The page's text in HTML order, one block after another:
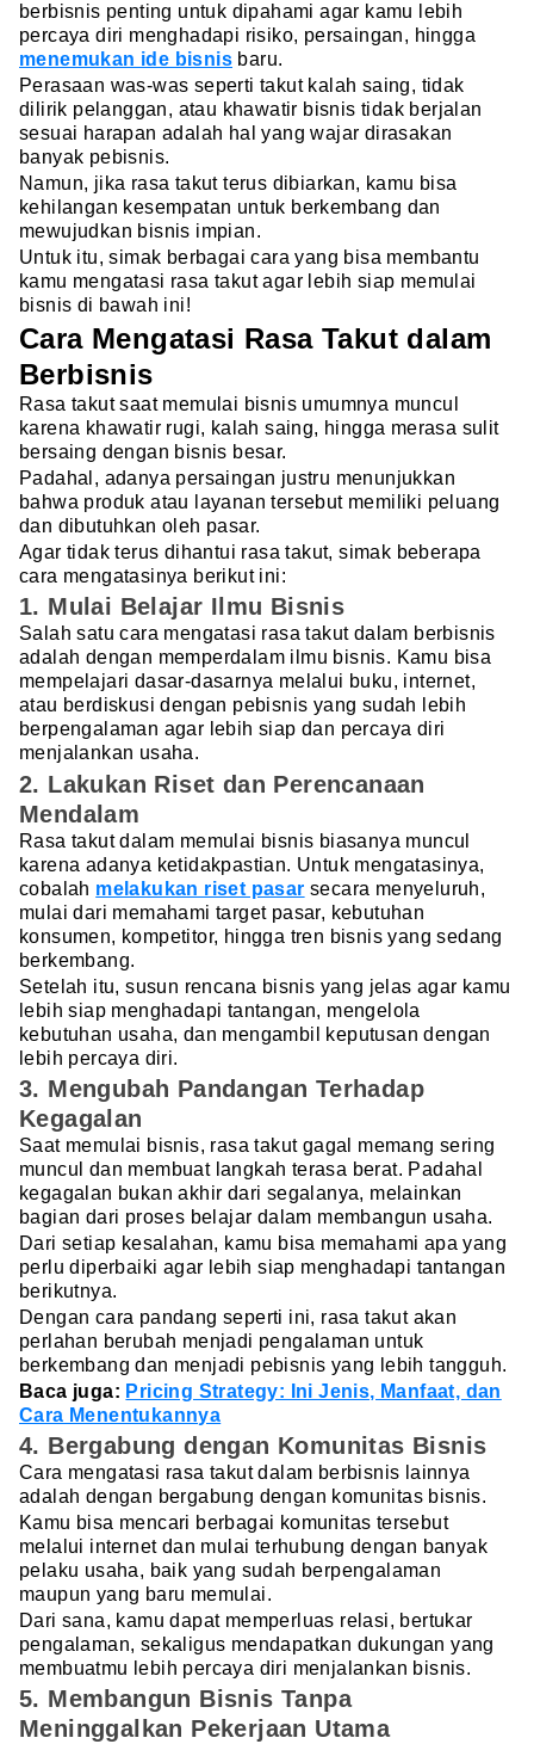
berbisnis penting untuk dipahami agar kamu lebih
percaya diri menghadapi risiko, persaingan, hingga
menemukan ide bisnis baru.
Perasaan was-was seperti takut kalah saing, tidak
dilirik pelanggan, atau khawatir bisnis tidak berjalan
sesuai harapan adalah hal yang wajar dirasakan
banyak pebisnis.
Namun, jika rasa takut terus dibiarkan, kamu bisa
kehilangan kesempatan untuk berkembang dan
mewujudkan bisnis impian.
Untuk itu, simak berbagai cara yang bisa membantu
kamu mengatasi rasa takut agar lebih siap memulai
bisnis di bawah ini!
Cara Mengatasi Rasa Takut dalam
Berbisnis
Rasa takut saat memulai bisnis umumnya muncul
karena khawatir rugi, kalah saing, hingga merasa sulit
bersaing dengan bisnis besar.
Padahal, adanya persaingan justru menunjukkan
bahwa produk atau layanan tersebut memiliki peluang
dan dibutuhkan oleh pasar.
Agar tidak terus dihantui rasa takut, simak beberapa
cara mengatasinya berikut ini:
1. Mulai Belajar Ilmu Bisnis
Salah satu cara mengatasi rasa takut dalam berbisnis
adalah dengan memperdalam ilmu bisnis. Kamu bisa
mempelajari dasar-dasarnya melalui buku, internet,
atau berdiskusi dengan pebisnis yang sudah lebih
berpengalaman agar lebih siap dan percaya diri
menjalankan usaha.
2. Lakukan Riset dan Perencanaan
Mendalam
Rasa takut dalam memulai bisnis biasanya muncul
karena adanya ketidakpastian. Untuk mengatasinya,
cobalah melakukan riset pasar secara menyeluruh,
mulai dari memahami target pasar, kebutuhan
konsumen, kompetitor, hingga tren bisnis yang sedang
berkembang.
Setelah itu, susun rencana bisnis yang jelas agar kamu
lebih siap menghadapi tantangan, mengelola
kebutuhan usaha, dan mengambil keputusan dengan
lebih percaya diri.
3. Mengubah Pandangan Terhadap
Kegagalan
Saat memulai bisnis, rasa takut gagal memang sering
muncul dan membuat langkah terasa berat. Padahal
kegagalan bukan akhir dari segalanya, melainkan
bagian dari proses belajar dalam membangun usaha.
Dari setiap kesalahan, kamu bisa memahami apa yang
perlu diperbaiki agar lebih siap menghadapi tantangan
berikutnya.
Dengan cara pandang seperti ini, rasa takut akan
perlahan berubah menjadi pengalaman untuk
berkembang dan menjadi pebisnis yang lebih tangguh.
Baca juga: Pricing Strategy: Ini Jenis, Manfaat, dan
Cara Menentukannya
4. Bergabung dengan Komunitas Bisnis
Cara mengatasi rasa takut dalam berbisnis lainnya
adalah dengan bergabung dengan komunitas bisnis.
Kamu bisa mencari berbagai komunitas tersebut
melalui internet dan mulai terhubung dengan banyak
pelaku usaha, baik yang sudah berpengalaman
maupun yang baru memulai.
Dari sana, kamu dapat memperluas relasi, bertukar
pengalaman, sekaligus mendapatkan dukungan yang
membuatmu lebih percaya diri menjalankan bisnis.
5. Membangun Bisnis Tanpa
Meninggalkan Pekerjaan Utama